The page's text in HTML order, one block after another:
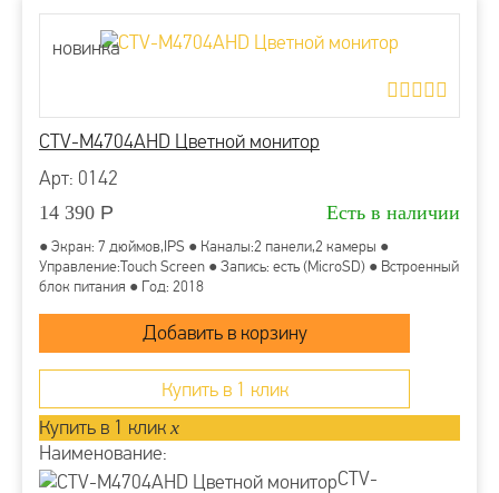
новинка
CTV-M4704AHD Цветной монитор
Арт: 0142
14 390 Р Есть в наличии
● Экран: 7 дюймов,IPS ● Каналы:2 панели,2 камеры ●
Управление:Touch Screen ● Запись: есть (MicroSD) ● Встроенный
блок питания ● Год: 2018
Купить в 1 клик
Купить в 1 клик x
Наименование:
CTV-